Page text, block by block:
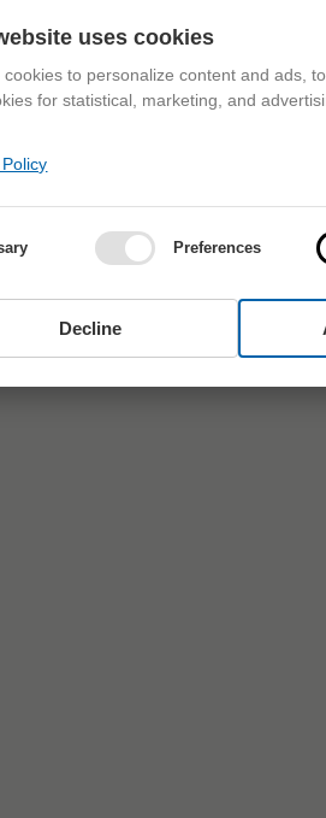
uses cookies
cookies to personalize content and ads,
for statistical, marketing, and
Preferences
Decline